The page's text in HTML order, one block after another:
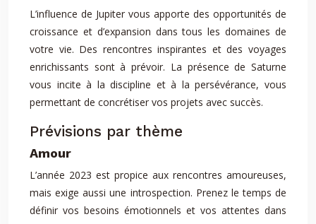
L’influence de Jupiter vous apporte des opportunités de
croissance et d’expansion dans tous les domaines de
votre vie. Des rencontres inspirantes et des voyages
enrichissants sont à prévoir. La présence de Saturne
vous incite à la discipline et à la persévérance, vous
permettant de concrétiser vos projets avec succès.
Prévisions par thème
Amour
L’année 2023 est propice aux rencontres amoureuses,
mais exige aussi une introspection. Prenez le temps de
définir vos besoins émotionnels et vos attentes dans